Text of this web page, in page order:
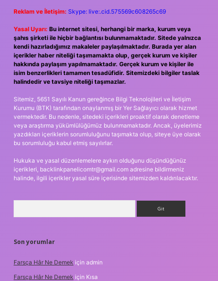
Reklam ve İletişim: Skype: live:.cid.575569c608265c69
Yasal Uyarı: Bu internet sitesi, herhangi bir marka, kurum veya
şahıs şirketi ile hiçbir bağlantısı bulunmamaktadır. Sitede yalnızca
kendi hazırladığımız makaleler paylaşılmaktadır. Burada yer alan
içerikler haber niteliği taşımamakta olup, gerçek kurum ve kişiler
hakkında paylaşım yapılmamaktadır. Gerçek kurum ve kişiler ile
isim benzerlikleri tamamen tesadüfidir. Sitemizdeki bilgiler taslak
halindedir ve tavsiye niteliği taşımazlar.
Sitemiz, 5651 Sayılı Kanun gereğince Bilgi Teknolojileri ve İletişim
Kurumu (BTK) tarafından onaylanmış bir Yer Sağlayıcı olarak hizmet
vermektedir. Bu nedenle, sitedeki içerikleri proaktif olarak denetleme
veya araştırma yükümlülüğümüz bulunmamaktadır. Ancak, üyelerimiz
yazdıkları içeriklerin sorumluluğunu taşımakta olup, siteye üye olarak
bu sorumluluğu kabul etmiş sayılırlar.
Hukuka ve yasal düzenlemelere aykırı olduğunu düşündüğünüz
içerikleri, backlinkpanelicomtr@gmail.com adresine bildirmeniz
halinde, ilgili içerikler yasal süre içerisinde sitemizden kaldırılacaktır.
Son yorumlar
Farsça Hâr Ne Demek için admin
Farsça Hâr Ne Demek için Kısa